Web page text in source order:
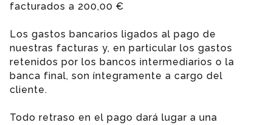
facturados a 200,00 €
Los gastos bancarios ligados al pago de
nuestras facturas y, en particular los gastos
retenidos por los bancos intermediarios o la
banca final, son íntegramente a cargo del
cliente.
Todo retraso en el pago dará lugar a una